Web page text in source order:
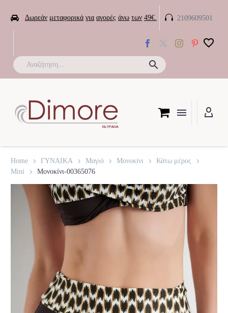
 Δωρεάν μεταφορικά για αγορές άνω των 49€. 
 2109609501
Home ΓΥΝΑΙΚΑ Μαγιό Μονοκίνι
Κάτω μέρος
Mini
Μονοκίνι-00365076